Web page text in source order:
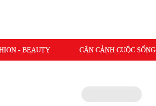
- BEAUTY CẬN CẢNH CUỘC SỐNG